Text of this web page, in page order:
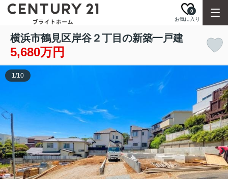
お気に入り
0
横浜市鶴見区岸谷２丁目の新築一戸建
5,680万円
1/10